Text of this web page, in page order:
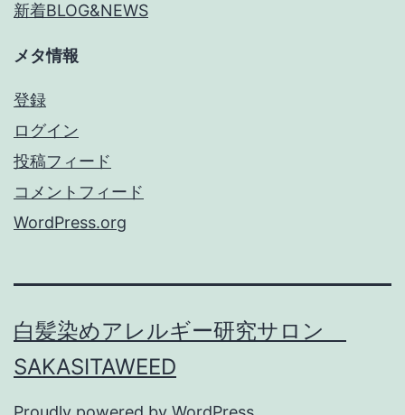
新着BLOG&NEWS
メタ情報
登録
ログイン
投稿フィード
コメントフィード
WordPress.org
白髪染めアレルギー研究サロン
SAKASITAWEED